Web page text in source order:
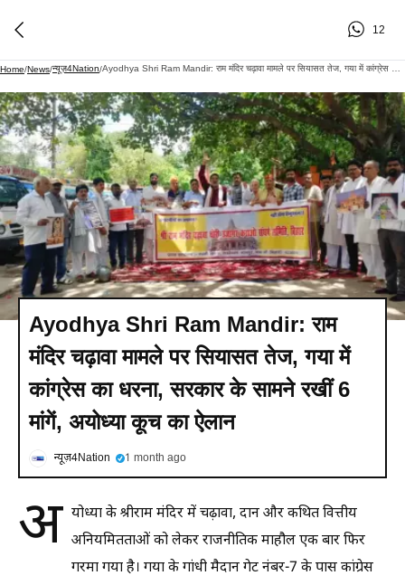
12
Home/News/न्यूज़4Nation/
Ayodhya Shri Ram Mandir: राम
मंदिर चढ़ावा मामले पर सियासत तेज, गया में
कांग्रेस का धरना, सरकार के सामने रखीं 6
मांगें, अयोध्या कूच का ऐलान
न्यूज़4Nation 1 month ago
अ योध्या के श्रीराम मंदिर में चढ़ावा, दान और कथित वित्तीय
अनियमितताओं को लेकर राजनीतिक माहौल एक बार फिर
गरमा गया है। गया के गांधी मैदान गेट नंबर-7 के पास कांग्रेस